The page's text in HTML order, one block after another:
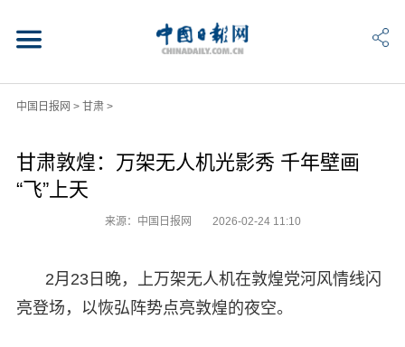
中国日报网 > 甘肃>
甘肃敦煌：万架无人机光影秀 千年壁画
“飞”上天
来源：中国日报网 2026-02-24 11:10
2月23日晚，上万架无人机在敦煌党河风情线闪
亮登场，以恢弘阵势点亮敦煌的夜空。